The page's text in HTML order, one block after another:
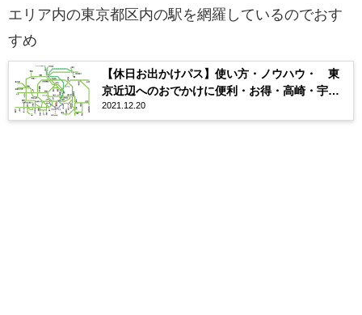
エリア内の東京都区内の駅を網羅しているのでおす
すめ
【休日お出かけパス】使い方・ノウハウ・ 東
京近辺へのおでかけに便利・お得・高崎・宇都
宮でも
2021.12.20